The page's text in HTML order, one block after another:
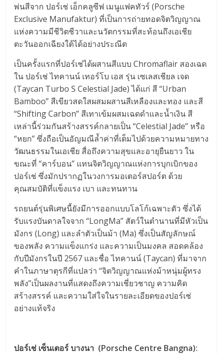
พ่นสีจาก ปอร์เช่ เอ็กคลูซีฟ เมนูแฟคทัวร์ (Porsche
Exclusive Manufaktur) ที่เป็นการถ่ายทอดจิตวิญญาณ
แห่งความมีชีวิตชีวาและนวัตกรรมที่สะท้อนถึงเอเชีย
ตะวันออกเฉียงใต้ได้อย่างประณีต
เป็นครั้งแรกที่ปอร์เช่ได้ผสานสีแบบ Chromaflair สองเฉด
ใน ปอร์เช่ ไทคานน์ เทอร์โบ เอส รุ่น เซเลสเชียล เจด
(Taycan Turbo S Celestial Jade) ได้แก่ สี “Urban
Bamboo” สีเขียวสดใสผสมผสานสีเหลืองและทอง และสี
“Shifting Carbon” สีเทาเข้มผสมเฉดดำและน้ำเงิน สี
เหล่านี้ร่วมกันสร้างสรรค์กลายเป็น “Celestial Jade” หรือ
“หยก” ซึ่งถือเป็นอัญมณีล้ำค่าที่เต็มไปด้วยความหมายทาง
วัฒนธรรมในเอเชีย สื่อถึงความสุขและอายุยืนยาว ใน
ขณะที่ “คาร์บอน” แทนจิตวิญญาณแห่งการบุกเบิกของ
ปอร์เช่ ซึ่งมักปรากฏในวงการมอเตอร์สปอร์ต ด้วย
คุณสมบัติที่แข็งแรง เบา และทนทาน
รถยนต์รุ่นพิเศษนี้ยังมีการออกแบบโลโก้เฉพาะตัว ซึ่งได้
รับแรงบันดาลใจจาก “LongMa” สัตว์ในตำนานที่มีหัวเป็น
มังกร (Long) และลำตัวเป็นม้า (Ma) ซึ่งเป็นสัญลักษณ์
ของพลัง ความแข็งแกร่ง และความเป็นมงคล สอดคล้อง
กับปีมังกรในปี 2567 และชื่อ ไทคานน์ (Taycan) ที่มาจาก
คำในภาษาตุรกีที่แปลว่า “จิตวิญญาณแห่งม้าหนุ่มผู้ทรง
พลัง”เป็นผลงานที่แสดงถึงความเชี่ยวชาญ ความคิด
สร้างสรรค์ และความใส่ใจในรายละเอียดของปอร์เช่
อย่างแท้จริง
ปอร์เช่ เซ็นเตอร์ บางนา (Porsche Centre Bangna):